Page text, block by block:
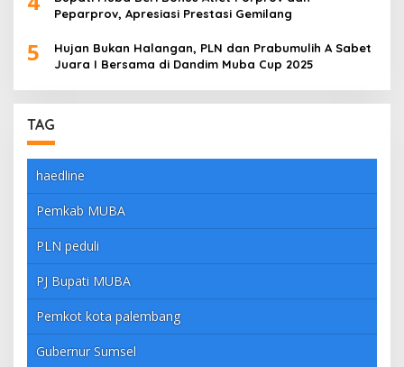
Peparprov, Apresiasi Prestasi Gemilang
5
Hujan Bukan Halangan, PLN dan Prabumulih A Sabet
Juara I Bersama di Dandim Muba Cup 2025
TAG
haedline
Pemkab MUBA
PLN peduli
PJ Bupati MUBA
Pemkot kota palembang
Gubernur Sumsel